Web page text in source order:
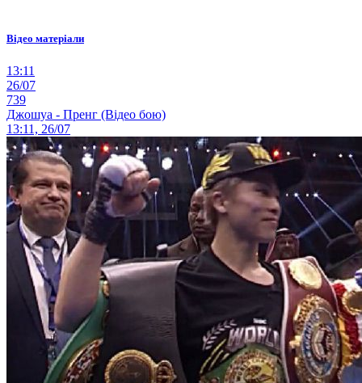
Відео матеріали
13:11
26/07
739
Джошуа - Пренг (Відео бою)
13:11, 26/07